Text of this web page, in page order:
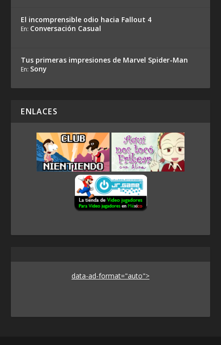
El incomprensible odio hacia Fallout 4
En: Conversación Casual
Tus primeras impresiones de Marvel Spider-Man
En: Sony
ENLACES
data-ad-format="auto">